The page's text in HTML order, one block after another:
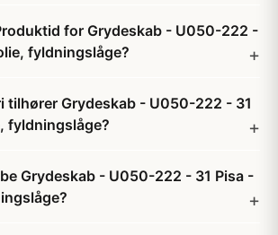
for Grydeskab - U050-222 -
fyldningslåge?
tilhører Grydeskab - U050-222 - 31
fyldningslåge?
Grydeskab - U050-222 - 31 Pisa -